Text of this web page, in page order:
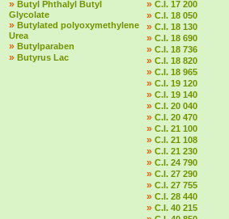
» Butyl Phthalyl Butyl
Glycolate
» Butylated polyoxymethylene
Urea
» Butylparaben
» Butyrus Lac
» C.I. 17 200
» C.I. 18 050
» C.I. 18 130
» C.I. 18 690
» C.I. 18 736
» C.I. 18 820
» C.I. 18 965
» C.I. 19 120
» C.I. 19 140
» C.I. 20 040
» C.I. 20 470
» C.I. 21 100
» C.I. 21 108
» C.I. 21 230
» C.I. 24 790
» C.I. 27 290
» C.I. 27 755
» C.I. 28 440
» C.I. 40 215